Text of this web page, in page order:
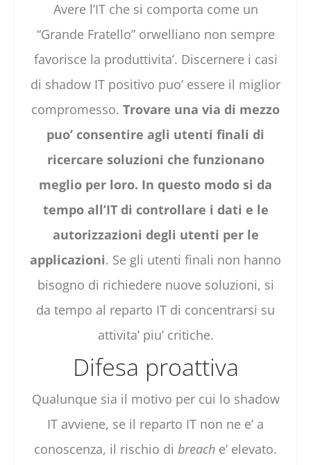
Avere l’IT che si comporta come un
“Grande Fratello” orwelliano non sempre
favorisce la produttivita’. Discernere i casi
di shadow IT positivo puo’ essere il miglior
compromesso. Trovare una via di mezzo
puo’ consentire agli utenti finali di
ricercare soluzioni che funzionano
meglio per loro. In questo modo si da
tempo all’IT di controllare i dati e le
autorizzazioni degli utenti per le
applicazioni. Se gli utenti finali non hanno
bisogno di richiedere nuove soluzioni, si
da tempo al reparto IT di concentrarsi su
attivita’ piu’ critiche.
Difesa proattiva
Qualunque sia il motivo per cui lo shadow
IT avviene, se il reparto IT non ne e’ a
conoscenza, il rischio di breach e’ elevato.